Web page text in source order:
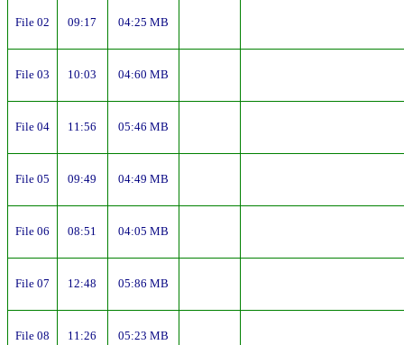
File 02 09:17 04:25 MB
File 03 10:03 04:60 MB
File 04 11:56 05:46 MB
File 05 09:49 04:49 MB
File 06 08:51 04:05 MB
File 07 12:48 05:86 MB
File 08 11:26 05:23 MB